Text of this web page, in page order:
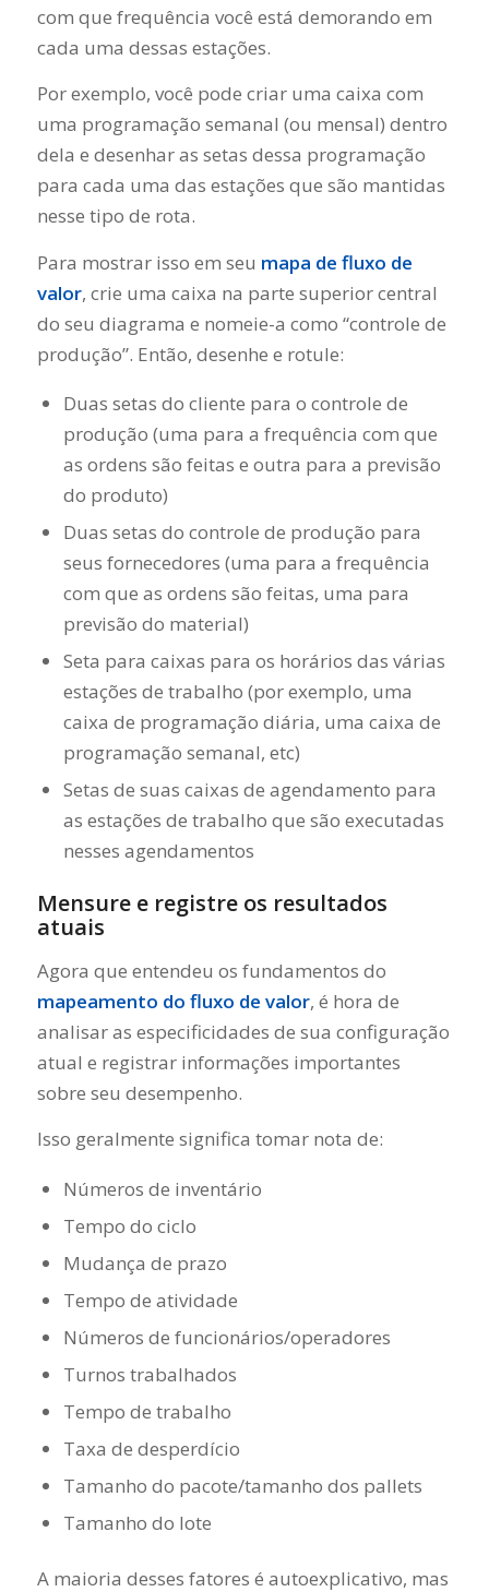
com que frequência você está demorando em
cada uma dessas estações.
Por exemplo, você pode criar uma caixa com
uma programação semanal (ou mensal) dentro
dela e desenhar as setas dessa programação
para cada uma das estações que são mantidas
nesse tipo de rota.
Para mostrar isso em seu mapa de fluxo de
valor, crie uma caixa na parte superior central
do seu diagrama e nomeie-a como “controle de
produção”. Então, desenhe e rotule:
Duas setas do cliente para o controle de
produção (uma para a frequência com que
as ordens são feitas e outra para a previsão
do produto)
Duas setas do controle de produção para
seus fornecedores (uma para a frequência
com que as ordens são feitas, uma para
previsão do material)
Seta para caixas para os horários das várias
estações de trabalho (por exemplo, uma
caixa de programação diária, uma caixa de
programação semanal, etc)
Setas de suas caixas de agendamento para
as estações de trabalho que são executadas
nesses agendamentos
Mensure e registre os resultados
atuais
Agora que entendeu os fundamentos do
mapeamento do fluxo de valor, é hora de
analisar as especificidades de sua configuração
atual e registrar informações importantes
sobre seu desempenho.
Isso geralmente significa tomar nota de:
Números de inventário
Tempo do ciclo
Mudança de prazo
Tempo de atividade
Números de funcionários/operadores
Turnos trabalhados
Tempo de trabalho
Taxa de desperdício
Tamanho do pacote/tamanho dos pallets
Tamanho do lote
A maioria desses fatores é autoexplicativo, mas